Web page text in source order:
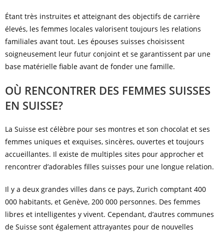
Étant très instruites et atteignant des objectifs de carrière
élevés, les femmes locales valorisent toujours les relations
familiales avant tout. Les épouses suisses choisissent
soigneusement leur futur conjoint et se garantissent par une
base matérielle fiable avant de fonder une famille.
OÙ RENCONTRER DES FEMMES SUISSES
EN SUISSE?
La Suisse est célèbre pour ses montres et son chocolat et ses
femmes uniques et exquises, sincères, ouvertes et toujours
accueillantes. Il existe de multiples sites pour approcher et
rencontrer d’adorables filles suisses pour une longue relation.
Il y a deux grandes villes dans ce pays, Zurich comptant 400
000 habitants, et Genève, 200 000 personnes. Des femmes
libres et intelligentes y vivent. Cependant, d’autres communes
de Suisse sont également attrayantes pour de nouvelles